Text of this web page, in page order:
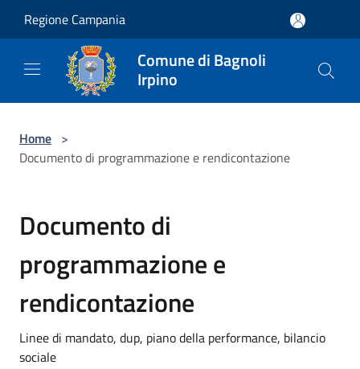
Regione Campania
Comune di Bagnoli
Irpino
Home >
Documento di programmazione e rendicontazione
Documento di
programmazione e
rendicontazione
Linee di mandato, dup, piano della performance, bilancio
sociale